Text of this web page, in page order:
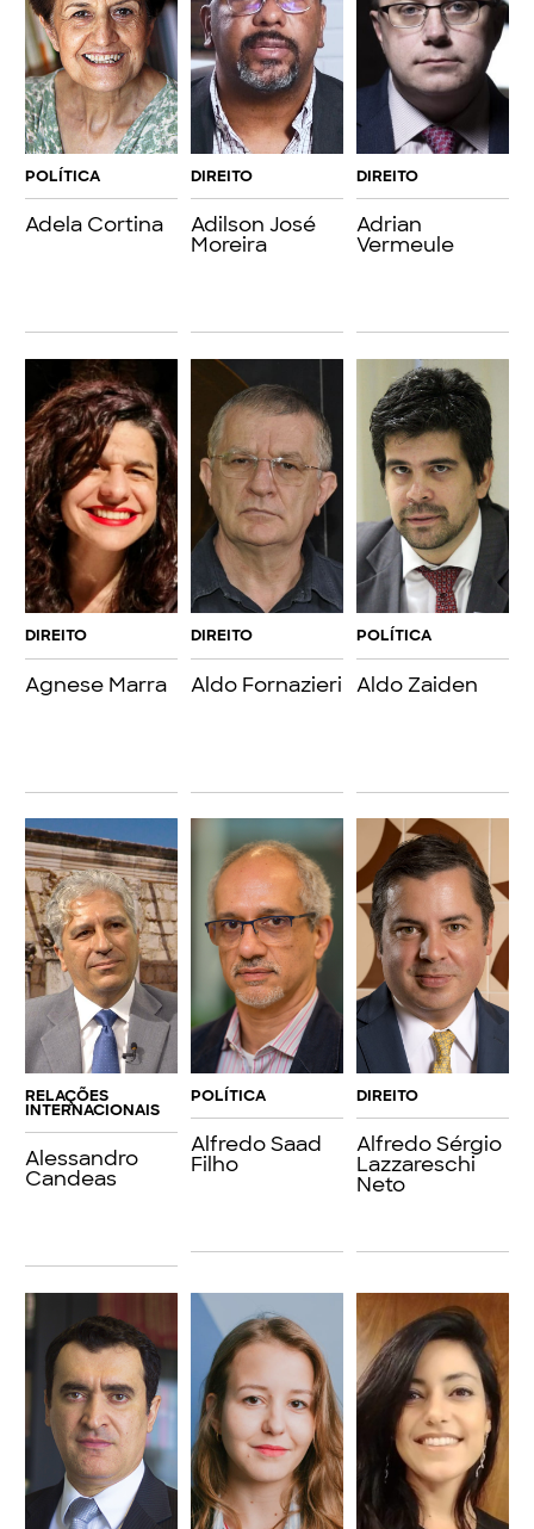
POLÍTICA
Adela Cortina
DIREITO
Adilson José
Moreira
DIREITO
Adrian
Vermeule
DIREITO
Agnese Marra
DIREITO
Aldo Fornazieri
POLÍTICA
Aldo Zaiden
RELAÇÕES
INTERNACIONAIS
Alessandro
Candeas
POLÍTICA
Alfredo Saad
Filho
DIREITO
Alfredo Sérgio
Lazzareschi
Neto